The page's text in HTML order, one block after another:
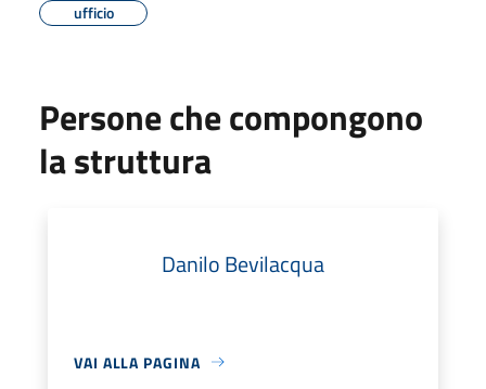
ufficio
Persone che compongono
la struttura
Danilo Bevilacqua
VAI ALLA PAGINA